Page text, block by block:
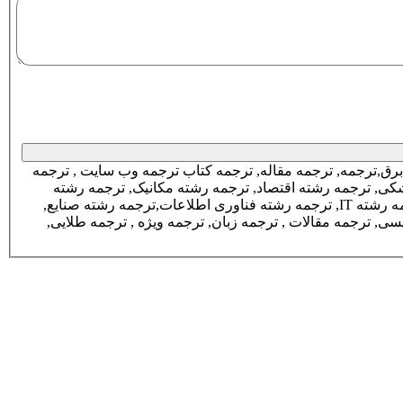
ترجمه مقاله, ترجمه کتاب ترجمه وب سایت , ترجمه
رشته ریاضی, ترجمه رشته عمران, ترجمه رشته اقتصاد,ترجمه رشته شیمی, ترجمه رشته مدیریت, ترجمه رشته ریاضی, ترجمه رشته پزشکی, ترجمه رشته اقتصاد, ترجمه رشته مکانیک, ترجمه رشته
معماری, ترجمه رشته کشاورزی, ترجمه رشته مکاترونیک, ترجمه رشته حسابداری, ترجمه رشته روانشناسی, ترجمه رشته دامداری, ترجمه رشته IT, ترجمه رشته فناوری اطلاعات,ترجمه رشته صنایع,
ترجمه مقاله , سفارش ترجمه مقاله, ترجمه تخصصی, ترجمه ارزان, ترجمه کامل, ترجمه کتاب, ترجمه فوری , ترجمه طلایی , ترجمه انگلیسی, ترجمه مقالات , ترجمه زبان, ترجمه ویژه , ترجمه طلایی,